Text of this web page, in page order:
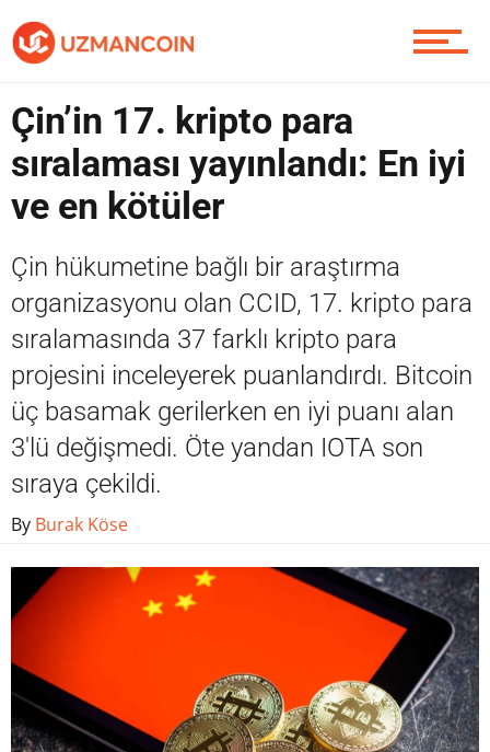
Çin’in 17. kripto para
sıralaması yayınlandı: En iyi
ve en kötüler
Çin hükumetine bağlı bir araştırma
organizasyonu olan CCID, 17. kripto para
sıralamasında 37 farklı kripto para
projesini inceleyerek puanlandırdı. Bitcoin
üç basamak gerilerken en iyi puanı alan
3'lü değişmedi. Öte yandan IOTA son
sıraya çekildi.
By Burak Köse